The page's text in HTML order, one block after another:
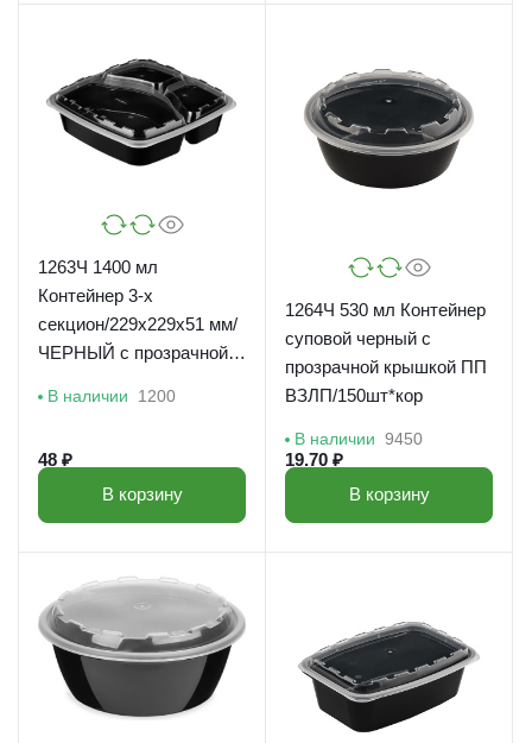
1263Ч 1400 мл
Контейнер 3-х
секцион/229x229х51 мм/
ЧЕРНЫЙ с прозрачной
В наличии 1200
48 ₽
В корзину
1264Ч 530 мл Контейнер
суповой черный с
прозрачной крышкой ПП
ВЗЛП/150шт*кор
В наличии 9450
19.70 ₽
В корзину